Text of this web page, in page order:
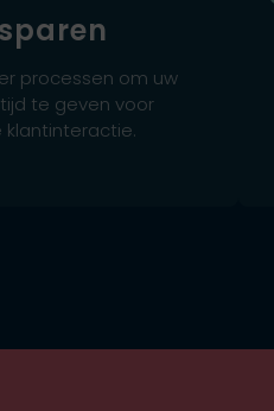
processen om uw
te geven voor